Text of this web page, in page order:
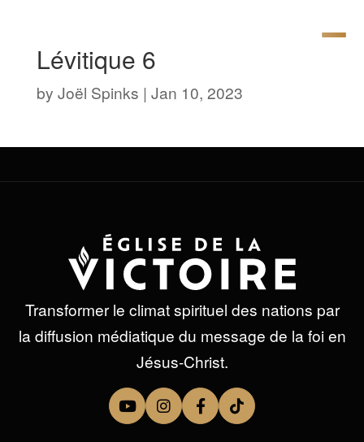
Lévitique 6
by Joël Spinks | Jan 10, 2023
Transformer le climat spirituel des nations par
la diffusion médiatique du message de la foi en
Jésus-Christ.